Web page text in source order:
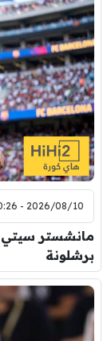
2026/08/10 - 20:26
مانشستر سيتي
برشلونة